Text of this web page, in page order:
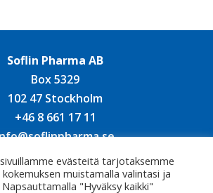
Soflin Pharma AB
Box 5329
102 47 Stockholm
+46 8 661 17 11
evästeitä tarjotaksemme
muistamalla valintasi ja
"Hyväksy kaikki"